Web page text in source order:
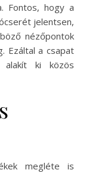
Fontos, hogy a
jelentsen,
nézőpontok
Ezáltal a csapat
alakít ki közös
megléte is